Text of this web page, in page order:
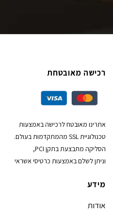
רכישה מאובטחת
אתרינו מאובטח לרכישה באמצעות
טכנולוגיית SSL מהמתקדמות בעולם.
הסליקה מתבצעת בתקן PCI,
וניתן לשלם באמצעות כרטיסי אשראי
מידע
אודות